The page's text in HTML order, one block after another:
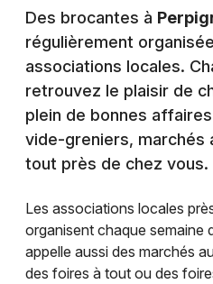
Des brocantes à
régulièrement
associations locales.
retrouvez le plaisir de
plein de bonnes
vide-greniers, marchés
tout près de chez vous.
Les associations locales
organisent chaque semaine
appelle aussi des marchés
des foires à tout ou des